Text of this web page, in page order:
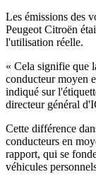
Les émissions des
Peugeot Citroën
l'utilisation réelle.
« Cela signifie que
conducteur moyen
indiqué sur
directeur général
Cette différence
conducteurs en
rapport, qui se
véhicules